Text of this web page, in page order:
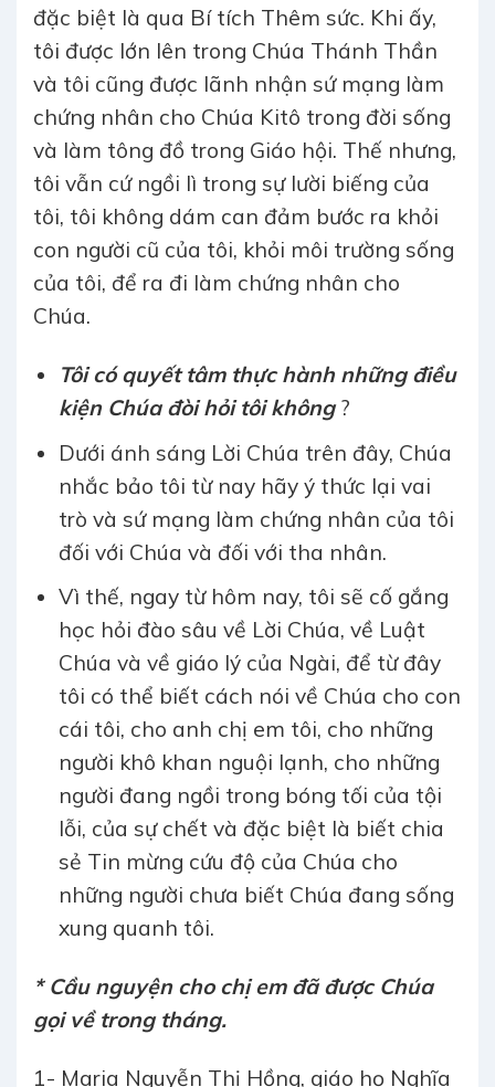
đặc biệt là qua Bí tích Thêm sức. Khi ấy,
tôi được lớn lên trong Chúa Thánh Thần
và tôi cũng được lãnh nhận sứ mạng làm
chứng nhân cho Chúa Kitô trong đời sống
và làm tông đồ trong Giáo hội. Thế nhưng,
tôi vẫn cứ ngồi lì trong sự lười biếng của
tôi, tôi không dám can đảm bước ra khỏi
con người cũ của tôi, khỏi môi trường sống
của tôi, để ra đi làm chứng nhân cho
Chúa.
Tôi có quyết tâm thực hành những điều
kiện Chúa đòi hỏi tôi không?
Dưới ánh sáng Lời Chúa trên đây, Chúa
nhắc bảo tôi từ nay hãy ý thức lại vai
trò và sứ mạng làm chứng nhân của tôi
đối với Chúa và đối với tha nhân.
Vì thế, ngay từ hôm nay, tôi sẽ cố gắng
học hỏi đào sâu về Lời Chúa, về Luật
Chúa và về giáo lý của Ngài, để từ đây
tôi có thể biết cách nói về Chúa cho con
cái tôi, cho anh chị em tôi, cho những
người khô khan nguội lạnh, cho những
người đang ngồi trong bóng tối của tội
lỗi, của sự chết và đặc biệt là biết chia
sẻ Tin mừng cứu độ của Chúa cho
những người chưa biết Chúa đang sống
xung quanh tôi.
* Cầu nguyện cho chị em đã được Chúa
gọi về trong tháng.
1- Maria Nguyễn Thị Hồng, giáo họ Nghĩa